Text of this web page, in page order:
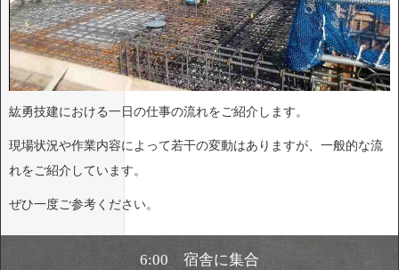
紘勇技建における一日の仕事の流れをご紹介します。
現場状況や作業内容によって若干の変動はありますが、一般的な流
れをご紹介しています。
ぜひ一度ご参考ください。
6:00 宿舎に集合